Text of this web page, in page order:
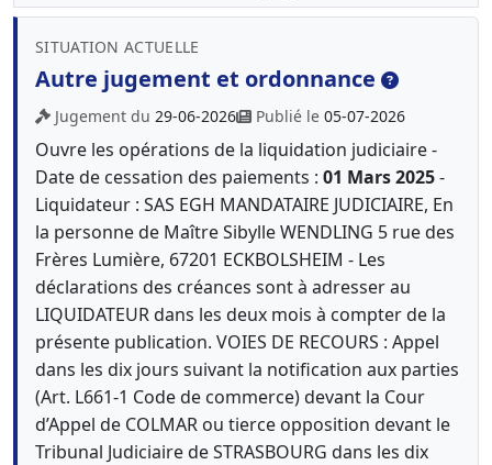
SITUATION ACTUELLE
Autre jugement et ordonnance
Jugement du 29-06-2026 Publié le 05-07-2026
Ouvre les opérations de la liquidation judiciaire -
Date de cessation des paiements : 01 Mars 2025-
Liquidateur : SAS EGH MANDATAIRE JUDICIAIRE, En
la personne de Maître Sibylle WENDLING 5 rue des
Frères Lumière, 67201 ECKBOLSHEIM - Les
déclarations des créances sont à adresser au
LIQUIDATEUR dans les deux mois à compter de la
présente publication. VOIES DE RECOURS : Appel
dans les dix jours suivant la notification aux parties
(Art. L661-1 Code de commerce) devant la Cour
d’Appel de COLMAR ou tierce opposition devant le
Tribunal Judiciaire de STRASBOURG dans les dix